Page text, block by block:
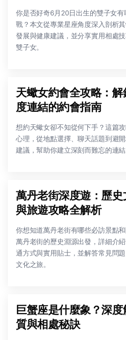
你是否好奇6月20日出生的雙子女
戰？本文從專業星座角度深入剖析
發展與健康建議，並分享實用相處
雙子女。
天蠍女約會全攻略：
度連結的約會指南
想約天蠍女卻不知從何下手？這篇
心理，從地點選擇、聊天話題到避
建議，幫助你建立深刻而難忘的連結
萬丹老街深度遊：歷
與旅遊攻略全解析
你想知道萬丹老街有哪些必訪景點
萬丹老街的歷史淵源出發，詳細介
通方式與實用貼士，並解答常見問
文化之旅。
巨蟹座是什麼象？深
質與相處秘訣